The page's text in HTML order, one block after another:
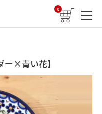
0
ー×青い花】